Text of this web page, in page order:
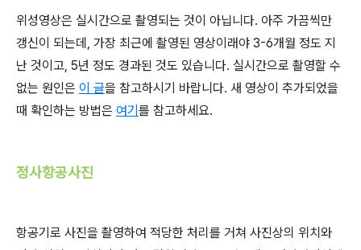
위성영상은 실시간으로 촬영되는 것이 아닙니다. 아주 가끔씩만
갱신이 되는데, 가장 최근에 촬영된 영상이래야 3-6개월 정도 지
난 것이고, 5년 정도 경과된 것도 있습니다. 실시간으로 촬영할 수
없는 원인은 이 글을 참고하시기 바랍니다. 새 영상이 추가되었을
때 확인하는 방법은 여기를 참고하세요.
정사항공사진
항공기로 사진을 촬영하여 적당한 처리를 거쳐 사진상의 위치와